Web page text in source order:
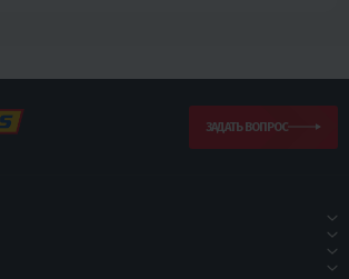
ЗАДАТЬ ВОПРОС